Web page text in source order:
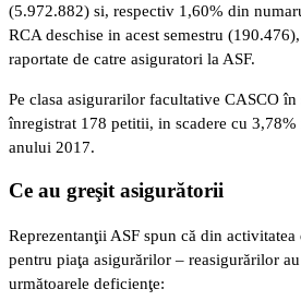
(5.972.882) si, respectiv 1,60% din
RCA deschise in acest semestru
raportate de catre asiguratori la ASF.
Pe clasa asigurarilor facultative CASCO
înregistrat 178 petitii, in scadere cu 3,78%
anului 2017.
Ce au greşit asigurătorii
Reprezentanţii ASF spun că din
pentru piaţa asigurărilor – reasigurărilor
următoarele deficienţe: